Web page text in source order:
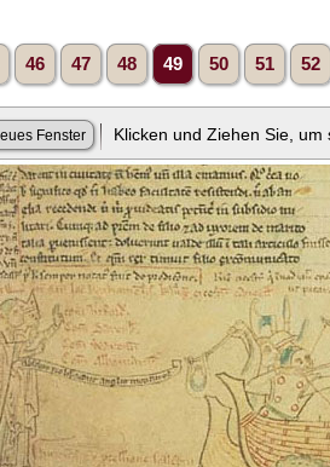
46 47 48 49 50 51 52